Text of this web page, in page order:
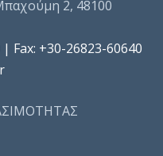
2, 48100
Fax: +30-26823-60640